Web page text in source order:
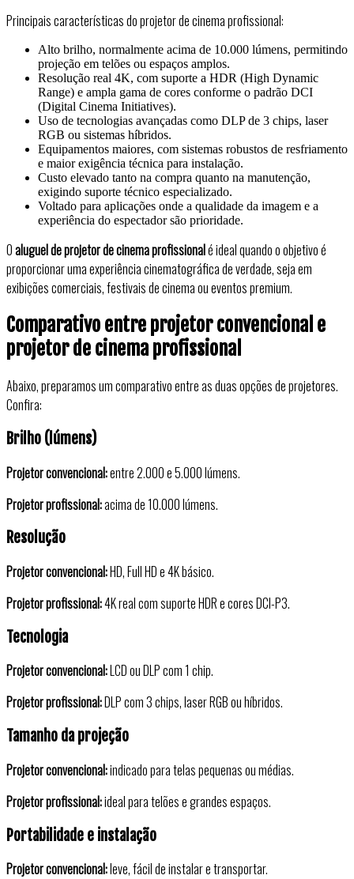
Principais características do projetor de cinema profissional:
Alto brilho, normalmente acima de 10.000 lúmens, permitindo
projeção em telões ou espaços amplos.
Resolução real 4K, com suporte a HDR (High Dynamic
Range) e ampla gama de cores conforme o padrão DCI
(Digital Cinema Initiatives).
Uso de tecnologias avançadas como DLP de 3 chips, laser
RGB ou sistemas híbridos.
Equipamentos maiores, com sistemas robustos de resfriamento
e maior exigência técnica para instalação.
Custo elevado tanto na compra quanto na manutenção,
exigindo suporte técnico especializado.
Voltado para aplicações onde a qualidade da imagem e a
experiência do espectador são prioridade.
Oaluguel de projetor de cinema profissionalé ideal quando o objetivo é
proporcionar uma experiência cinematográfica de verdade, seja em
exibições comerciais, festivais de cinema ou eventos premium.
Comparativo entre projetor convencional e
projetor de cinema profissional
Abaixo, preparamos um comparativo entre as duas opções de projetores.
Confira:
Brilho (lúmens)
Projetor convencional:entre 2.000 e 5.000 lúmens.
Projetor profissional:acima de 10.000 lúmens.
Resolução
Projetor convencional:HD, Full HD e 4K básico.
Projetor profissional:4K real com suporte HDR e cores DCI-P3.
Tecnologia
Projetor convencional:LCD ou DLP com 1 chip.
Projetor profissional:DLP com 3 chips, laser RGB ou híbridos.
Tamanho da projeção
Projetor convencional:indicado para telas pequenas ou médias.
Projetor profissional:ideal para telões e grandes espaços.
Portabilidade e instalação
Projetor convencional:leve, fácil de instalar e transportar.